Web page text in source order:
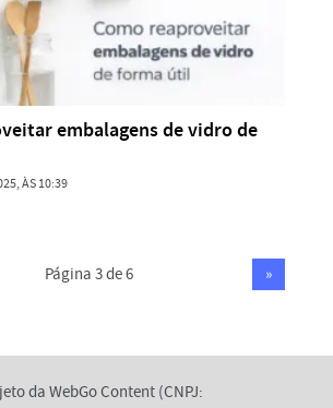
embalagens de vidro de
ÀS 10:39
Página 3 de 6 »
da WebGo Content (CNPJ: